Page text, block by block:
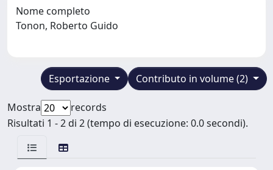
Nome completo
Tonon, Roberto Guido
Contributo in volume (2)
Esportazione
Mostra
records
Risultati 1 - 2 di 2 (tempo di esecuzione: 0.0 secondi).